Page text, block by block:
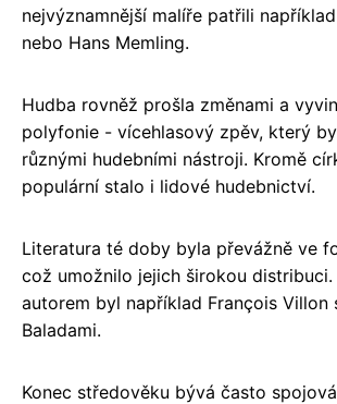
nejvýznamnější malíře patřili
nebo Hans Memling.
Hudba rovněž prošla změnami a
polyfonie - vícehlasový zpěv, který
různými hudebními nástroji. Kromě
populární stalo i lidové hudebnictví.
Literatura té doby byla převážně ve
což umožnilo jejich širokou distribuci.
autorem byl například François Villon
Baladami.
Konec středověku bývá často